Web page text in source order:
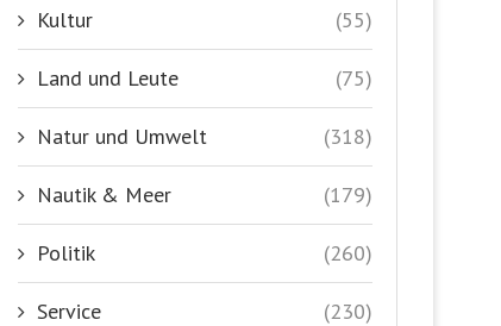
Kultur (55)
Land und Leute (75)
Natur und Umwelt (318)
Nautik & Meer (179)
Politik (260)
Service (230)